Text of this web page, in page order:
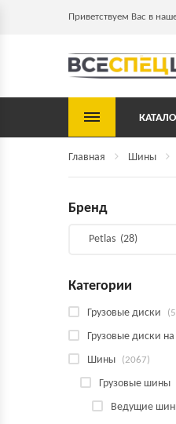
Приветствуем Вас в
Главная Шины
Бренд
Категории
Грузовые диски
Грузовые диски
Шины (2067)
Грузовые шины
Ведущие